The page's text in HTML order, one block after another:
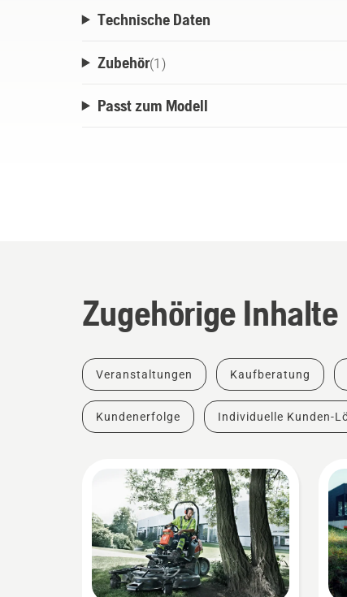
Technische Daten
Zubehör(1 )
Passt zum Modell
Zugehörige Inhalte
Veranstaltungen Kaufberatung
Kundenerfolge Individuelle Kunden-